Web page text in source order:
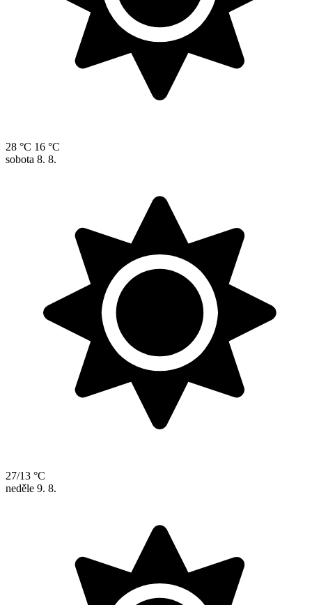
28 °C 16 °C
sobota 8. 8.
27/13 °C
neděle 9. 8.